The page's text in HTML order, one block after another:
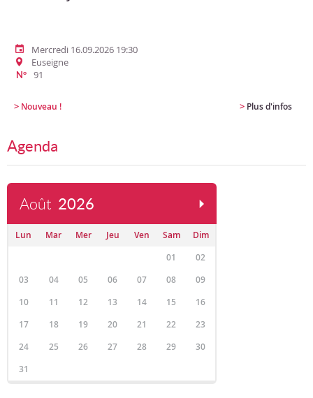
Mercredi 16.09.2026 19:30
Euseigne
N° 91
> Nouveau ! > Plus d'infos
Agenda
Août 2026
Lun Mar Mer Jeu Ven Sam
Dim
01
02
03
04 05 06 07 08
09
10
11 12 13 14 15
16
17
18 19 20 21 22
23
24
25 26 27 28 29
30
31